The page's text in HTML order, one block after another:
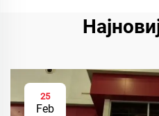
25
Feb